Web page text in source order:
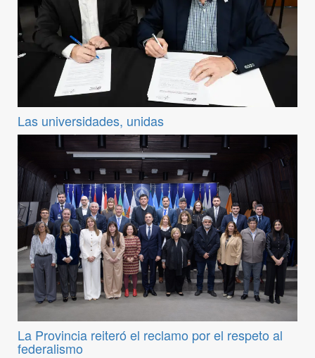
Las universidades, unidas
La Provincia reiteró el reclamo por el respeto al
federalismo